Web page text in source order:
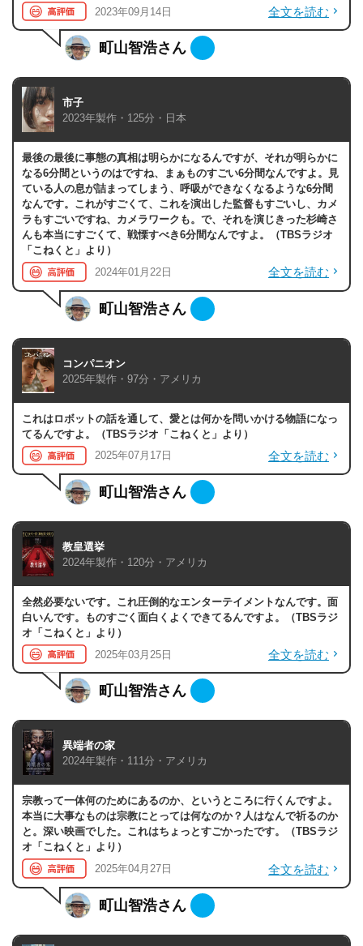
2023年09月14日
全文を読む
町山智浩さん
市子
2023年製作・125分・日本
最後の最後に事態の真相は明らかになるんですが、それが明らかに
なる6分間というのはですね、まぁものすごい6分間なんですよ。見
ている人の息が詰まってしまう、呼吸ができなくなるような6分間
なんです。これがすごくて、これを演出した監督もすごいし、カメ
ラもすごいですね、カメラワークも。で、それを演じきった杉崎さ
んも本当にすごくて、戦慄すべき6分間なんですよ。（TBSラジオ
「こねくと」より）
2024年01月22日
全文を読む
町山智浩さん
コンパニオン
2025年製作・97分・アメリカ
これはロボットの話を通して、愛とは何かを問いかける物語になっ
てるんですよ。（TBSラジオ「こねくと」より）
2025年07月17日
全文を読む
町山智浩さん
教皇選挙
2024年製作・120分・アメリカ
全然必要ないです。これ圧倒的なエンターテイメントなんです。面
白いんです。ものすごく面白くよくできてるんですよ。（TBSラジ
オ「こねくと」より）
2025年03月25日
全文を読む
町山智浩さん
異端者の家
2024年製作・111分・アメリカ
宗教って一体何のためにあるのか、というところに行くんですよ。
本当に大事なものは宗教にとっては何なのか？人はなんで祈るのか
と。深い映画でした。これはちょっとすごかったです。（TBSラジ
オ「こねくと」より）
2025年04月27日
全文を読む
町山智浩さん